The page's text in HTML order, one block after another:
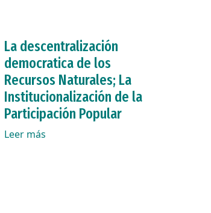
La descentralización
democratica de los
Recursos Naturales; La
Institucionalización de la
Participación Popular
Leer más